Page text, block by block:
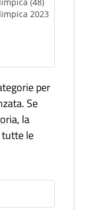
per
Se
la
le